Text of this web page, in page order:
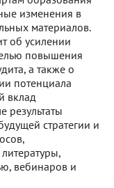
изменения в
материалов.
об усилении
повышения
а также о
потенциала
вклад
результаты
стратегии и
вебинаров и